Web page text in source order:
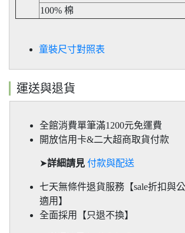
100% 棉
童裝尺寸對照表
運送與退貨
全館消費單筆滿1200元免運費
開放信用卡&二大超商取貨付款
➤詳細請見 付款與配送
七天無條件退貨服務【sale折扣與
適用】
全面採用【只退不換】